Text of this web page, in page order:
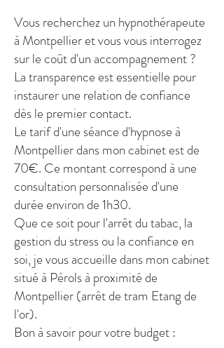
Vous recherchez un hypnothérapeute
à Montpellier et vous vous interrogez
sur le coût d'un accompagnement ?
La transparence est essentielle pour
instaurer une relation de confiance
dès le premier contact.
Le tarif d'une séance d'hypnose à
Montpellier dans mon cabinet est de
70€. Ce montant correspond à une
consultation personnalisée d'une
durée environ de 1h30.
Que ce soit pour l'arrêt du tabac, la
gestion du stress ou la confiance en
soi, je vous accueille dans mon cabinet
situé à Pérols à proximité de
Montpellier (arrêt de tram Etang de
l'or).
Bon à savoir pour votre budget :